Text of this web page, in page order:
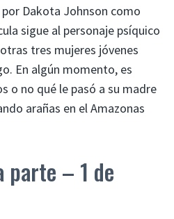
Dakota Johnson como
sigue al personaje psíquico
tres mujeres jóvenes
En algún momento, es
o no qué le pasó a su madre
arañas en el Amazonas
parte – 1 de